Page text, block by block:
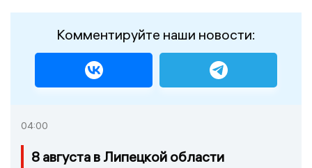
Комментируйте наши новости:
04:00
8 августа в Липецкой области